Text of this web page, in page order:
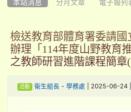
本站消息 分月文章 電子報列
檢送教育部體育署委請國
辦理「114年度山野教育
之教師研習進階課程簡章
活動 衛生組長- 學務處 | 2025-06-24